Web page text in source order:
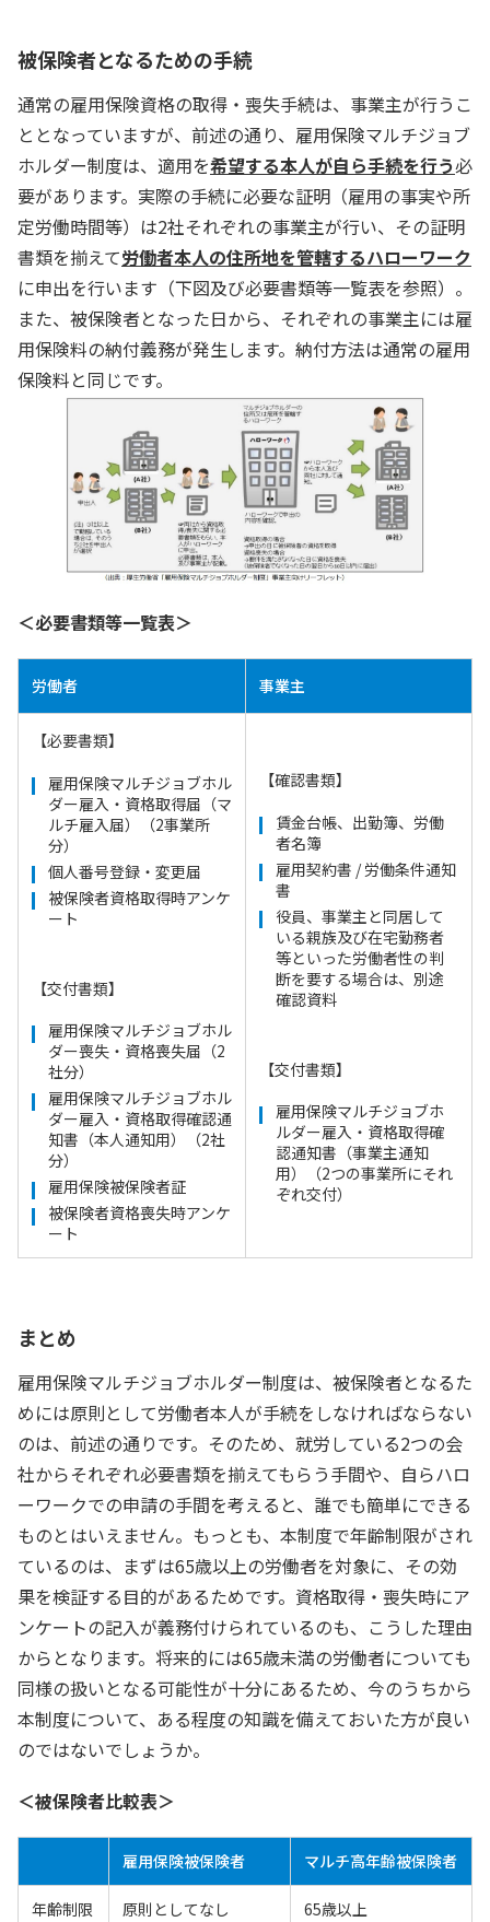
被保険者となるための手続
通常の雇用保険資格の取得・喪失手続は、事業主が行うこ
ととなっていますが、前述の通り、雇用保険マルチジョブ
ホルダー制度は、適用を希望する本人が自ら手続を行う必
要があります。実際の手続に必要な証明（雇用の事実や所
定労働時間等）は2社それぞれの事業主が行い、その証明
書類を揃えて労働者本人の住所地を管轄するハローワーク
に申出を行います（下図及び必要書類等一覧表を参照）。
また、被保険者となった日から、それぞれの事業主には雇
用保険料の納付義務が発生します。納付方法は通常の雇用
保険料と同じです。
＜必要書類等一覧表＞
労働者 事業主
【必要書類】
雇用保険マルチジョブホル
ダー雇入・資格取得届（マ
ルチ雇入届）（2事業所
分）
個人番号登録・変更届
被保険者資格取得時アンケ
ート
【交付書類】
雇用保険マルチジョブホル
ダー喪失・資格喪失届（2
社分）
雇用保険マルチジョブホル
ダー雇入・資格取得確認通
知書（本人通知用）（2社
分）
雇用保険被保険者証
被保険者資格喪失時アンケ
ート
【確認書類】
賃金台帳、出勤簿、労働
者名簿
雇用契約書 / 労働条件通知
書
役員、事業主と同居して
いる親族及び在宅勤務者
等といった労働者性の判
断を要する場合は、別途
確認資料
【交付書類】
雇用保険マルチジョブホ
ルダー雇入・資格取得確
認通知書（事業主通知
用）（2つの事業所にそれ
ぞれ交付）
まとめ
雇用保険マルチジョブホルダー制度は、被保険者となるた
めには原則として労働者本人が手続をしなければならない
のは、前述の通りです。そのため、就労している2つの会
社からそれぞれ必要書類を揃えてもらう手間や、自らハロ
ーワークでの申請の手間を考えると、誰でも簡単にできる
ものとはいえません。もっとも、本制度で年齢制限がされ
ているのは、まずは65歳以上の労働者を対象に、その効
果を検証する目的があるためです。資格取得・喪失時にア
ンケートの記入が義務付けられているのも、こうした理由
からとなります。将来的には65歳未満の労働者についても
同様の扱いとなる可能性が十分にあるため、今のうちから
本制度について、ある程度の知識を備えておいた方が良い
のではないでしょうか。
＜被保険者比較表＞
雇用保険被保険者 マルチ高年齢被保険者
年齢制限 原則としてなし 65歳以上